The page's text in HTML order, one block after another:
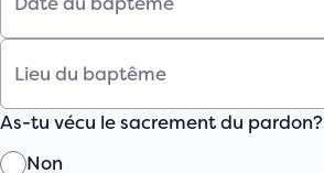
As-tu vécu le sacrement du
Non